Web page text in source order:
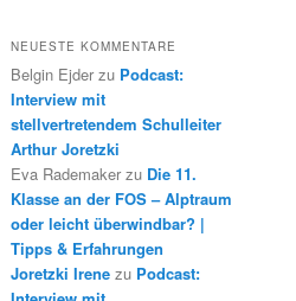
NEUESTE KOMMENTARE
Belgin Ejder zu Podcast:
Interview mit
stellvertretendem Schulleiter
Arthur Joretzki
Eva Rademaker zu Die 11.
Klasse an der FOS – Alptraum
oder leicht überwindbar? |
Tipps & Erfahrungen
Joretzki Irene zu Podcast: